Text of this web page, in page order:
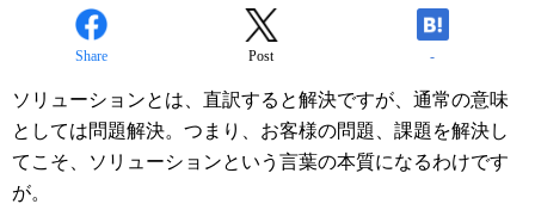
Share Post -
ソリューションとは、直訳すると解決ですが、通常の意味
としては問題解決。つまり、お客様の問題、課題を解決し
てこそ、ソリューションという言葉の本質になるわけです
が。